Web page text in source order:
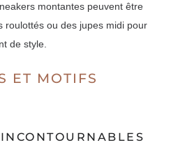
montantes peuvent être
roulottés ou des jupes midi pour
de style.
ET MOTIFS